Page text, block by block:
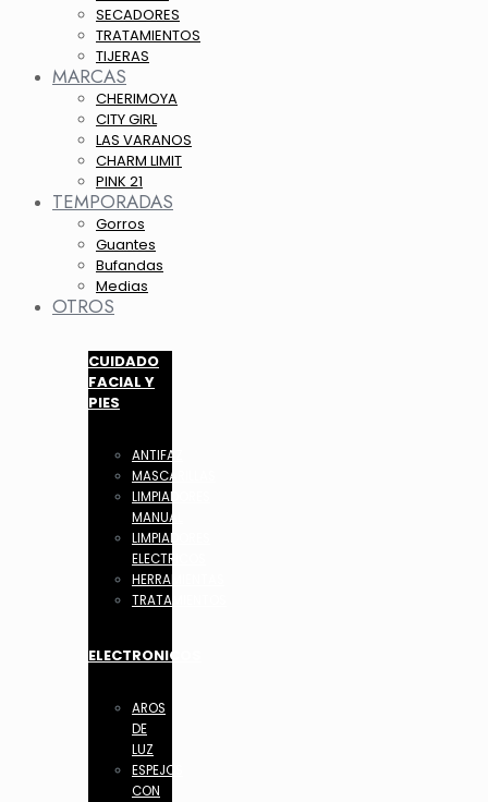
SECADORES
TRATAMIENTOS
TIJERAS
MARCAS
CHERIMOYA
CITY GIRL
LAS VARANOS
CHARM LIMIT
PINK 21
TEMPORADAS
Gorros
Guantes
Bufandas
Medias
OTROS
CUIDADO
FACIAL Y
PIES
ANTIFAZ
MASCARILLAS
LIMPIADORES
MANUAL
LIMPIADORES
ELECTRICOS
HERRAMIENTAS
TRATAMIENTOS
ELECTRONICOS
AROS
DE
LUZ
ESPEJOS
CON